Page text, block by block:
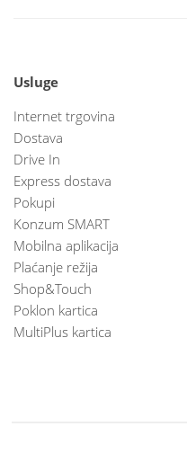
Usluge
Internet trgovina
Dostava
Drive In
Express dostava
Pokupi
Konzum SMART
Mobilna aplikacija
Plaćanje režija
Shop&Touch
Poklon kartica
MultiPlus kartica